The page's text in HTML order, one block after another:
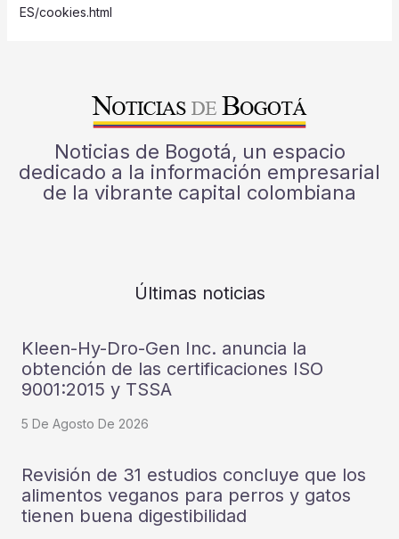
ES/cookies.html
Noticias de Bogotá, un espacio
dedicado a la información empresarial
de la vibrante capital colombiana
Últimas noticias
Kleen-Hy-Dro-Gen Inc. anuncia la
obtención de las certificaciones ISO
9001:2015 y TSSA
5 De Agosto De 2026
Revisión de 31 estudios concluye que los
alimentos veganos para perros y gatos
tienen buena digestibilidad